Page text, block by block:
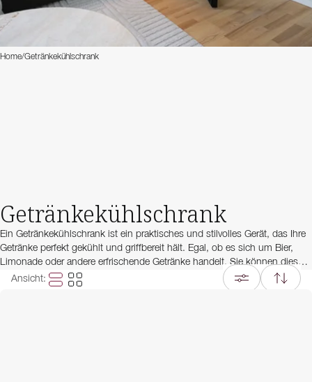
Home/Getränkekühlschrank
Getränkekühlschrank
Ein Getränkekühlschrank ist ein praktisches und stilvolles Gerät, das Ihre
Getränke perfekt gekühlt und griffbereit hält. Egal, ob es sich um Bier,
Limonade oder andere erfrischende Getränke handelt, Sie können diese
einfach im Getränkekühlschrank aufbewahren und sie jederzeit genießen.
Ansicht: